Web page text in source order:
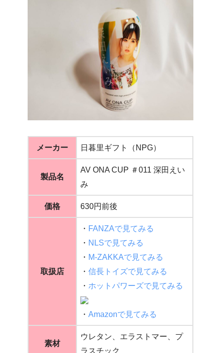
メーカー 日暮里ギフト（NPG）
製品名
AV ONA CUP ＃011 深田えい
み
価格 630円前後
取扱店
・ FANZAで見てみる
・ NLSで見てみる
・ M-ZAKKAで見てみる
・ 信長トイズで見てみる
・ ホットパワーズで見てみる
・ Amazonで見てみる
素材
ウレタン、エラストマー、プ
ラスチック